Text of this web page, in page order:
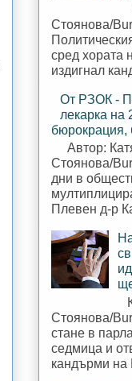
Стоянова/
сред хората
издигнал
От РЗОК -
лекарка на
бюрокрация,
Автор:
Стоянова/
дни в
Плевен д-р
Стоянова/
стане в
седмица и
кандърми на